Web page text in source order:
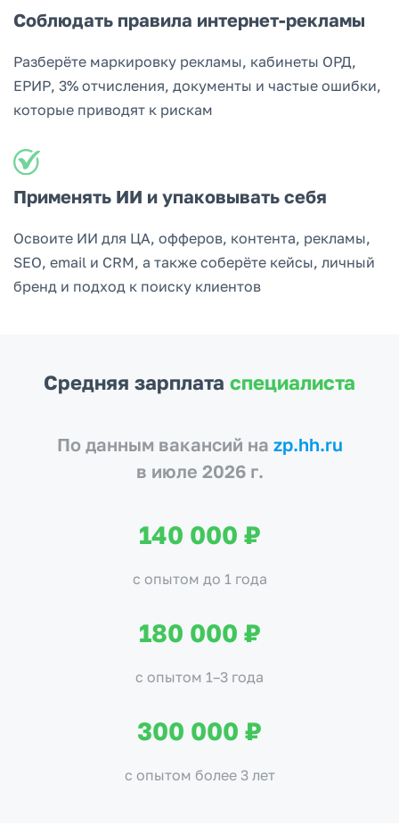
Соблюдать правила интернет-рекламы
Разберёте маркировку рекламы, кабинеты ОРД,
ЕРИР, 3% отчисления, документы и частые ошибки,
которые приводят к рискам
Применять ИИ и упаковывать себя
Освоите ИИ для ЦА, офферов, контента, рекламы,
SEO, email и CRM, а также соберёте кейсы, личный
бренд и подход к поиску клиентов
Средняя зарплата специалиста
По данным вакансий на zp.hh.ru
в июле 2026 г.
140 000 ₽
с опытом до 1 года
180 000 ₽
с опытом 1–3 года
300 000 ₽
с опытом более 3 лет